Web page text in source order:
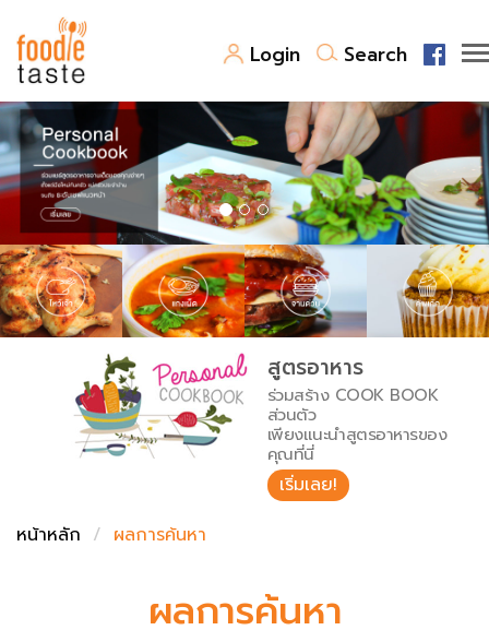
Login Search
สูตรอาหาร
สูตรอาหารล่าสุด
Top Foodie
พาไปชิม
สารพันก้นครัว
เคล็ดลับน่ารู้
เปรียบเทียบหน่วยการตวง
เปรียบเทียบอุณหภูมิ
เปรียบเทียบน้ำหนักวัตถุดิบ
FoodPedia
สร้าง Cookbook
สูตรอาหาร
ร่วมสร้าง COOK BOOK
ส่วนตัว
เพียงแนะนำสูตรอาหารของ
คุณที่นี่
เริ่มเลย!
หน้าหลัก
ผลการค้นหา
ผลการค้นหา